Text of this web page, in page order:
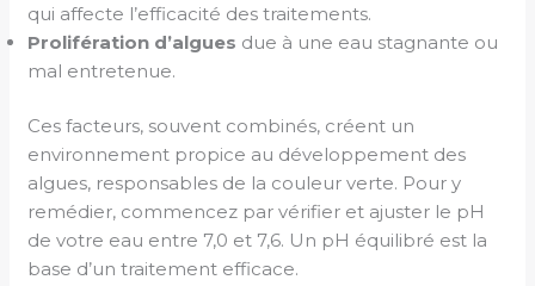
qui affecte l’efficacité des traitements.
Prolifération d’algues due à une eau stagnante ou
mal entretenue.
Ces facteurs, souvent combinés, créent un
environnement propice au développement des
algues, responsables de la couleur verte. Pour y
remédier, commencez par vérifier et ajuster le pH
de votre eau entre 7,0 et 7,6. Un pH équilibré est la
base d’un traitement efficace.